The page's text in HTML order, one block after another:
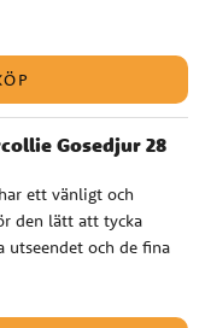
mjuka känslan gör
lek och vila.
och alla som
med
fint att ge bort
✔️ Naturtroget
✔️ Godkänd för
✔️ Storlek: 28 cm
Gosedjur 28
ett vänligt och
den lätt att tycka
och de fina
känslan. Ett mjukt